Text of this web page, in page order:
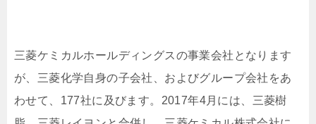
三菱ケミカルホールディングスの事業会社となります
が、三菱化学自身の子会社、およびグループ会社をあ
わせて、177社に及びます。2017年4月には、三菱樹